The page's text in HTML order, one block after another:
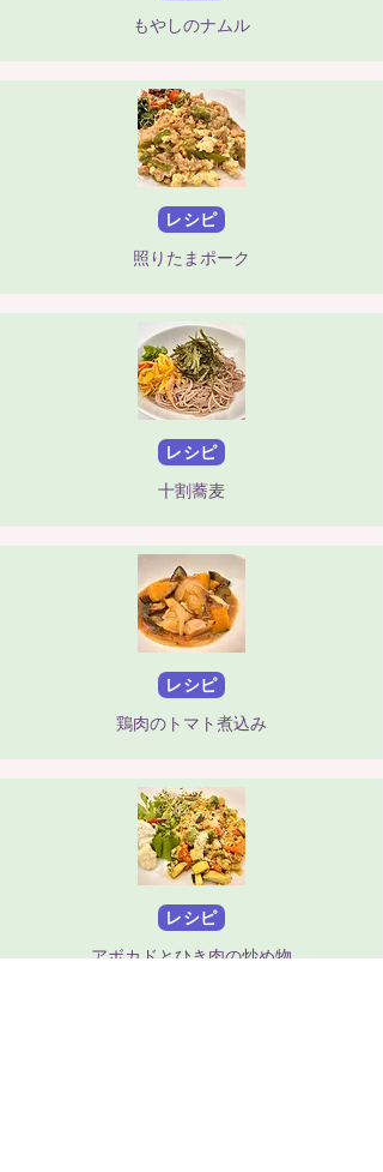
もやしのナムル
レシピ
照りたまポーク
レシピ
十割蕎麦
レシピ
鶏肉のトマト煮込み
レシピ
アボカドとひき肉の炒め物